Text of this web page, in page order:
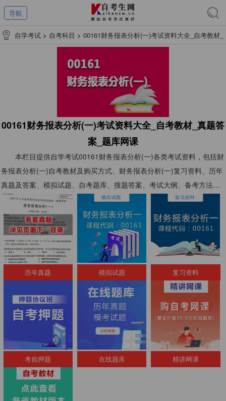
导航
自学考试 > 自考科目 > 00161财务报表分析(一)考试资料大全_自考教材_
00161财务报表分析(一)考试资料大全_自考教材_真题答
案_题库网课
本栏目提供自学考试00161财务报表分析(一)各类考试资料，包括财
务报表分析(一)自考教材及购买方式、财务报表分析(一)复习资料、历年
真题及答案、模拟试题、自考题库、搜题答案、考试大纲、备考方法、
视频网课等自考00161财务报表分析(一)考试资料，以供考生们复习使
用。
历年真题 模拟试题 复习资料
考前押题 在线题库 精讲网课